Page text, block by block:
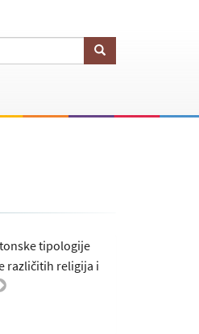
tipologije
različitih religija i